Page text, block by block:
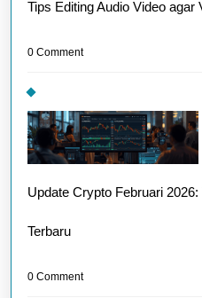
Tips Editing Audio Video agar
0 Comment
Update Crypto Februari
Terbaru
0 Comment